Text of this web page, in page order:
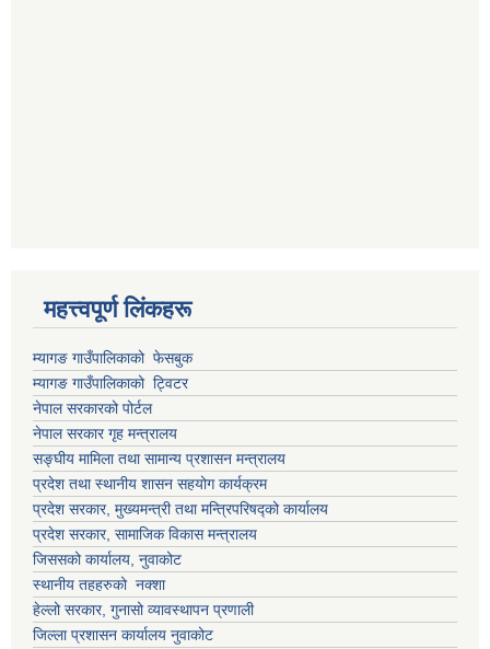
महत्त्वपूर्ण लिंकहरू
म्यागङ गाउँपालिकाको फेसबुक
म्यागङ गाउँपालिकाको ट्विटर
नेपाल सरकारको पोर्टल
नेपाल सरकार गृह मन्त्रालय
सङ्घीय मामिला तथा सामान्य प्रशासन मन्त्रालय
प्रदेश तथा स्थानीय शासन सहयोग कार्यक्रम
प्रदेश सरकार, मुख्यमन्त्री तथा मन्त्रिपरिषद्को कार्यालय
प्रदेश सरकार, सामाजिक विकास मन्त्रालय
जिससको कार्यालय, नुवाकोट
स्थानीय तहहरुको नक्शा
हेल्लो सरकार, गुनासो व्यावस्थापन प्रणाली
जिल्ला प्रशासन कार्यालय नुवाकोट